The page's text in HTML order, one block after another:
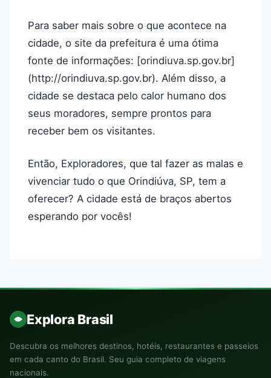
Para saber mais sobre o que acontece na
cidade, o site da prefeitura é uma ótima
fonte de informações: [orindiuva.sp.gov.br]
(http://orindiuva.sp.gov.br). Além disso, a
cidade se destaca pelo calor humano dos
seus moradores, sempre prontos para
receber bem os visitantes.
Então, Exploradores, que tal fazer as malas e
vivenciar tudo o que Orindiúva, SP, tem a
oferecer? A cidade está de braços abertos
esperando por vocês!
Explora Brasil
Descubra os melhores destinos, hotéis, restaurantes e passeios
em cada canto do Brasil. Seu guia completo de viagens
nacionais.